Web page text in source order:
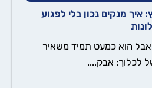
איך מנקים נכון בלי לפגוע
הוא כמעט תמיד משאיר
לכלוך: אבק....